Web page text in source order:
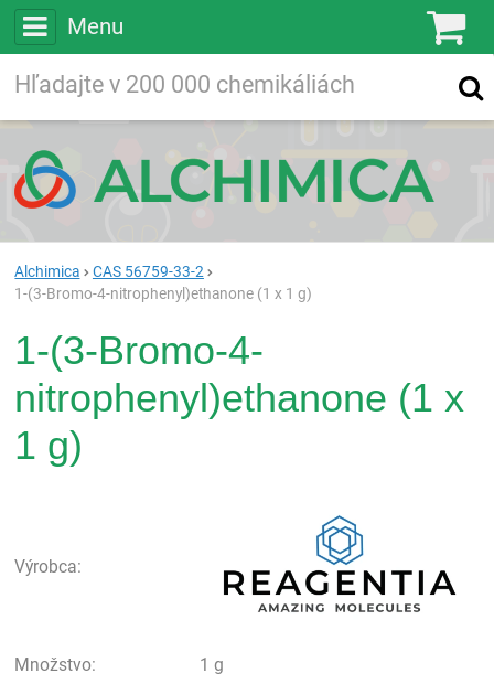
Menu
Vyhľadávanie
Alchimica
CAS 56759-33-2
1-(3-Bromo-4-nitrophenyl)ethanone (1 x 1 g)
1-(3-Bromo-4-
nitrophenyl)ethanone (1 x
1 g)
Výrobca:
Množstvo:
1 g